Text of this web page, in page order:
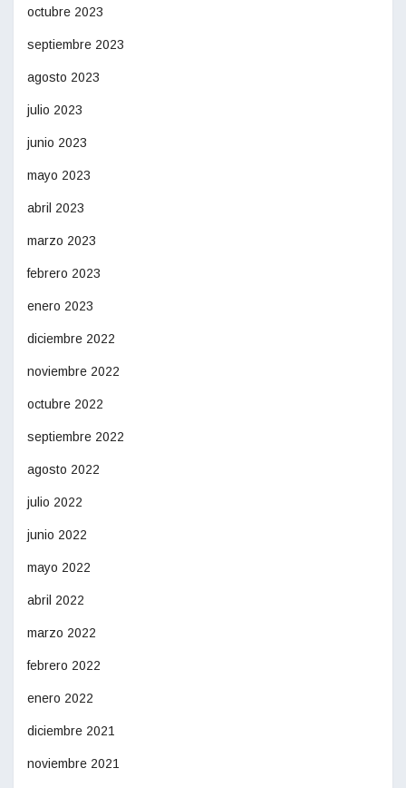
octubre 2023
septiembre 2023
agosto 2023
julio 2023
junio 2023
mayo 2023
abril 2023
marzo 2023
febrero 2023
enero 2023
diciembre 2022
noviembre 2022
octubre 2022
septiembre 2022
agosto 2022
julio 2022
junio 2022
mayo 2022
abril 2022
marzo 2022
febrero 2022
enero 2022
diciembre 2021
noviembre 2021